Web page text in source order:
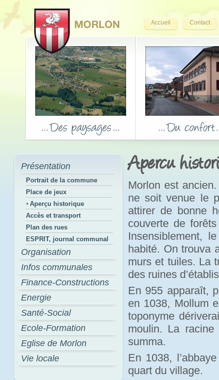
Accueil Contact
Présentation
Portrait de la commune
Place de jeux
Aperçu historique
Accès et transport
Plan des rues
ESPRIT, journal communal
Organisation
Infos communales
Finance-Constructions
Energie
Santé-Social
Ecole-Formation
Eglise de Morlon
Vie locale
Apercu
Morlon est
ne soit venue le
attirer de bonne
couverte de
Insensiblement,
habité. On trouva
murs et tuiles. La
des ruines
En 955 apparaît,
en 1038, Mollum
toponyme
moulin. La
summa.
En 1038,
quart du village.